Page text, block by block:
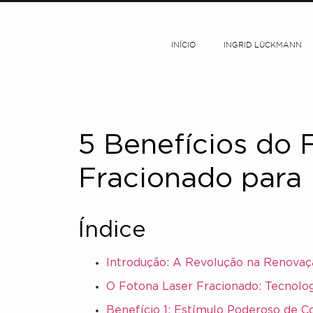
INÍCIO INGRID LÜCKMANN
5 Benefícios do
Fracionado para
Índice
Introdução: A Revolução na
O Fotona Laser Fracionado:
Benefício 1: Estímulo Poderoso de